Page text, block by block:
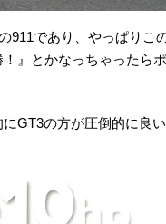
911であり、やっぱり
』とかなっちゃったら
にGT3の方が圧倒的に良